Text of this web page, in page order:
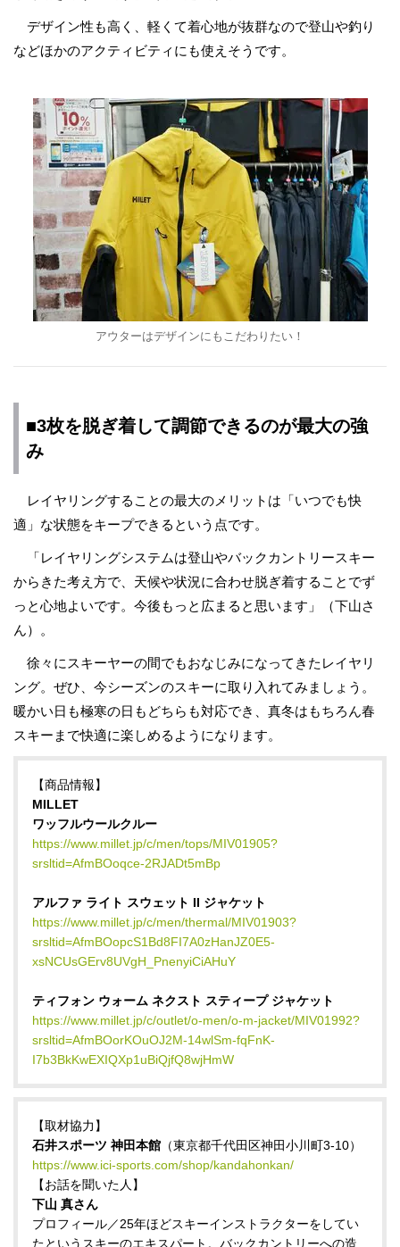
デザイン性も高く、軽くて着心地が抜群なので登山や釣り
などほかのアクティビティにも使えそうです。
アウターはデザインにもこだわりたい！
■3枚を脱ぎ着して調節できるのが最大の強
み
レイヤリングすることの最大のメリットは「いつでも快
適」な状態をキープできるという点です。
「レイヤリングシステムは登山やバックカントリースキー
からきた考え方で、天候や状況に合わせ脱ぎ着することでず
っと心地よいです。今後もっと広まると思います」（下山さ
ん）。
徐々にスキーヤーの間でもおなじみになってきたレイヤリ
ング。ぜひ、今シーズンのスキーに取り入れてみましょう。
暖かい日も極寒の日もどちらも対応でき、真冬はもちろん春
スキーまで快適に楽しめるようになります。
【商品情報】
MILLET
ワッフルウールクルー
https://www.millet.jp/c/men/tops/MIV01905?
srsltid=AfmBOoqce-2RJADt5mBp
アルファ ライト スウェット II ジャケット
https://www.millet.jp/c/men/thermal/MIV01903?
srsltid=AfmBOopcS1Bd8FI7A0zHanJZ0E5-
xsNCUsGErv8UVgH_PnenyiCiAHuY
ティフォン ウォーム ネクスト スティープ ジャケット
https://www.millet.jp/c/outlet/o-men/o-m-jacket/MIV01992?
srsltid=AfmBOorKOuOJ2M-14wlSm-fqFnK-
I7b3BkKwEXIQXp1uBiQjfQ8wjHmW
【取材協力】
石井スポーツ 神田本館 （東京都千代田区神田小川町3-10）
https://www.ici-sports.com/shop/kandahonkan/
【お話を聞いた人】
下山 真さん
プロフィール／25年ほどスキーインストラクターをしてい
たというスキーのエキスパート。バックカントリーへの造